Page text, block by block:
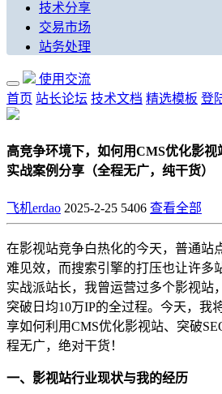
技术分享
交易市场
站务处理
使用交流
首页 站长论坛 技术文档 精选模板 登
高竞争环境下，如何用CMS优化影
实战案例分享（全程无广，纯干货）
飞机erdao 2025-2-25 5406 查看全部
在影视站竞争白热化的今天，普通站
难见效，而搜索引擎的打压也让许多
实战派站长，我曾运营过多个影视站
突破日均10万IP的全过程。今天，我
享如何利用CMS优化影视站、突破
程无广，绝对干货！
一、影视站行业现状与我的经历